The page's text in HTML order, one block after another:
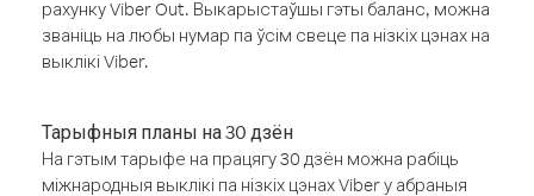
рахунку Viber Out. Выкарыстаўшы гэты баланс, можна
званіць на любы нумар па ўсім свеце па нізкіх цэнах на
выклікі Viber.
Тарыфныя планы на 30 дзён
На гэтым тарыфе на працягу 30 дзён можна рабіць
міжнародныя выклікі па нізкіх цэнах Viber у абраныя